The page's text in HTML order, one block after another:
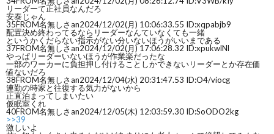
リーダーて正社員なんだろ
安泰じゃん
35FROM名無しさan2024/12/02(月) 10:06:33.55 ID:xqpabjb9
配置決め終わってるならリーダーなんていなくても一緒
というかくだらない指示がない分いないほうがいいまである
37FROM名無しさan2024/12/02(月) 17:06:28.32 ID:xpukwlNl
やっぱリーダーいないほうが作業楽だったな
一部のワーカーに負担押し付けることしかできないリーダーとか存在価
値ないだろ
38FROM名無しさan2024/12/04(水) 20:31:47.53 ID:O4/viocg
連勤の時家と往復する気力がないから
正直泊まってしまいたい
仮眠室くれ
40FROM名無しさan2024/12/05(木) 12:03:59.30 ID:SoODO2kg
>>39
激しいよ